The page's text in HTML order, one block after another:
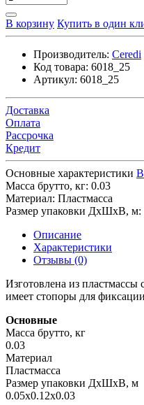
В корзину Купить в один
Производитель: Ceredi
Код товара: 6018_25
Артикул: 6018_25
Доставка
Оплата
Рассрочка
Кредит
Основные характеристики
Масса брутто, кг: 0.03
Материал: Пластмасса
Размер упаковки ДхШхВ, м:
Описание
Характеристики
Отзывы (0)
Изготовлена из пластмассы
имеет стопоры для
Основные
Масса брутто, кг
0.03
Материал
Пластмасса
Размер упаковки ДхШхВ, м
0.05x0.12x0.03